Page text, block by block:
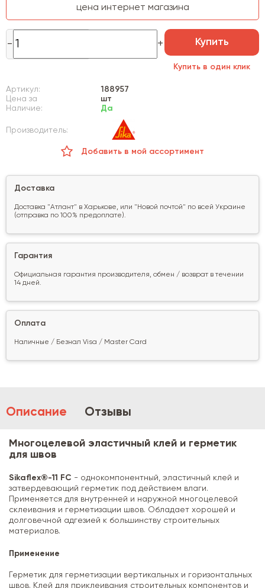
цена интернет магазина
Купить
Купить в один клик
Артикул:
188957
Цена за
шт
Наличие:
Да
Производитель:
Добавить в мой ассортимент
Доставка
Доставка "Атлант" в Харькове, или "Новой почтой" по всей Украине
(отправка по 100% предоплате).
Гарантия
Официальная гарантия производителя, обмен / возврат в течении
14 дней.
Оплата
Наличные / Безнал Visa / Master Card
Описание Отзывы
Многоцелевой эластичный клей и герметик
для швов
Sikaflex®-11 FC - однокомпонентный, эластичный клей и
затвердевающий герметик под действием влаги.
Применяется для внутренней и наружной многоцелевой
склеивания и герметизации швов. Обладает хорошей и
долговечной адгезией к большинству строительных
материалов.
Применение
Герметик для герметизации вертикальных и горизонтальных
швов. Клей для приклеивания строительных компонентов и